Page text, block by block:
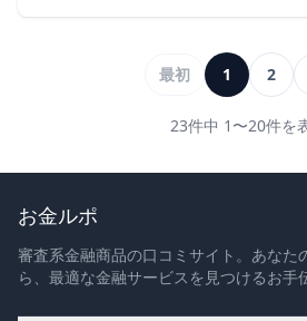
最初 1 2
23件中 1 〜20件を
お金ルポ
審査系金融商品の口コミサイト。あなた
ら、最適な金融サービスを見つけるお手